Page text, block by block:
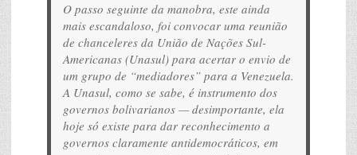
O passo seguinte da manobra, este ainda
mais escandaloso, foi convocar uma reunião
de chanceleres da União de Nações Sul-
Americanas (Unasul) para acertar o envio de
um grupo de “mediadores” para a Venezuela.
A Unasul, como se sabe, é instrumento dos
governos bolivarianos — desimportante, ela
hoje só existe para dar reconhecimento a
governos claramente antidemocráticos, em